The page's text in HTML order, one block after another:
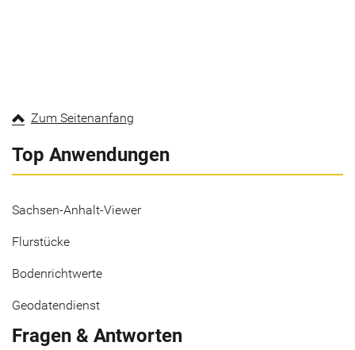
Zum Seitenanfang
Top Anwendungen
Sachsen-Anhalt-Viewer
Flurstücke
Bodenrichtwerte
Geodatendienst
Fragen & Antworten